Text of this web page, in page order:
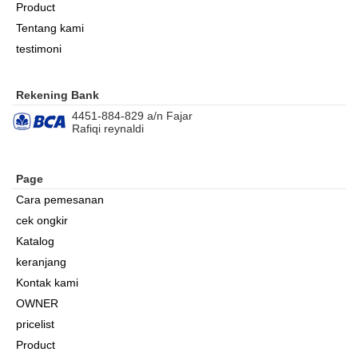
Product
Tentang kami
testimoni
Rekening Bank
4451-884-829 a/n Fajar
Rafiqi reynaldi
Page
Cara pemesanan
cek ongkir
Katalog
keranjang
Kontak kami
OWNER
pricelist
Product